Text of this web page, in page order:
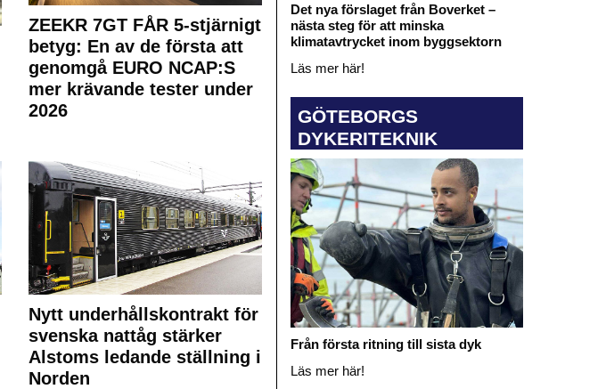
ZEEKR 7GT FÅR 5-stjärnigt
betyg: En av de första att
genomgå EURO NCAP:S
mer krävande tester under
2026
Nytt underhållskontrakt för
svenska nattåg stärker
Alstoms ledande ställning i
Norden
Det nya förslaget från Boverket –
nästa steg för att minska
klimatavtrycket inom byggsektorn
Läs mer här!
GÖTEBORGS
DYKERITEKNIK
Från första ritning till sista dyk
Läs mer här!